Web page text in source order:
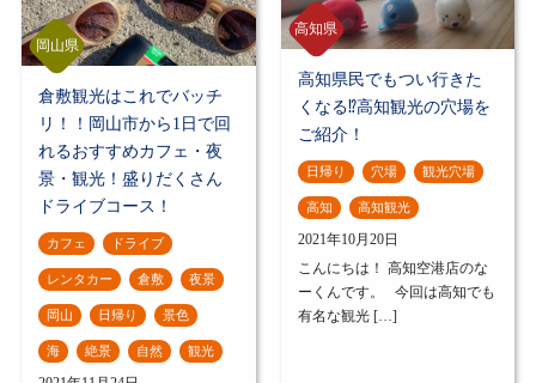
岡山県
倉敷観光はこれでバッチ
リ！！岡山市から1日で回
れるおすすめカフェ・夜
景・観光！盛りだくさん
ドライブコース！
カフェ ドライブ
レンタカー 倉敷 夜景
岡山 日帰り 景色
海 絶景 自然 観光
高知県
高知県民でもつい行きた
くなる⁉高知観光の穴場を
ご紹介！
日帰り 穴場 観光穴場
高知 高知観光
2021年10月20日
こんにちは！ 高知空港店のな
ーくんです。 今回は高知でも
有名な観光 […]